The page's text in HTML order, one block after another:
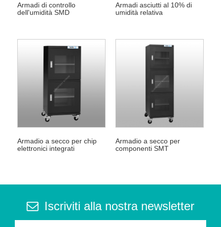
Armadi di controllo
dell'umidità SMD
Armadi asciutti al 10% di
umidità relativa
Armadio a secco per chip
elettronici integrati
Armadio a secco per
componenti SMT
Iscriviti alla nostra newsletter